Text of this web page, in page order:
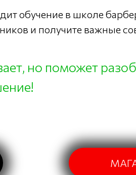
обучение в школе
и получите важные
но поможет